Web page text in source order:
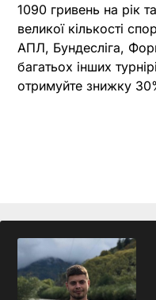
1090 гривень на рік
великої кількості
АПЛ, Бундесліга,
багатьох інших
отримуйте знижку